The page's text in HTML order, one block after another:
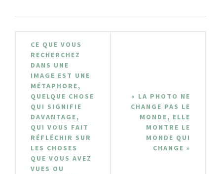
Navigation
l’article
CE QUE VOUS
RECHERCHEZ
DANS UNE
IMAGE EST UNE
MÉTAPHORE,
QUELQUE CHOSE
QUI SIGNIFIE
DAVANTAGE,
QUI VOUS FAIT
RÉFLÉCHIR SUR
LES CHOSES
QUE VOUS AVEZ
VUES OU
« LA PHOTO NE
CHANGE PAS LE
MONDE, ELLE
MONTRE LE
MONDE QUI
CHANGE »